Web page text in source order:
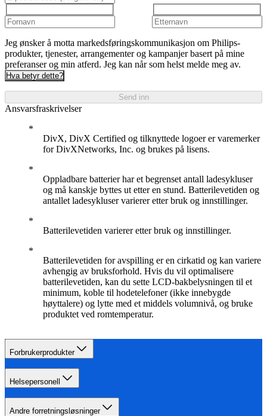
Jeg ønsker å motta markedsføringskommunikasjon om Philips-
produkter, tjenester, arrangementer og kampanjer basert på mine
preferanser og min atferd. Jeg kan når som helst melde meg av.
Hva betyr dette?
Send inn
Ansvarsfraskrivelser
DivX, DivX Certified og tilknyttede logoer er varemerker
for DivXNetworks, Inc. og brukes på lisens.
Oppladbare batterier har et begrenset antall ladesykluser
og må kanskje byttes ut etter en stund. Batterilevetiden og
antallet ladesykluser varierer etter bruk og innstillinger.
Batterilevetiden varierer etter bruk og innstillinger.
Batterilevetiden for avspilling er en cirkatid og kan variere
avhengig av bruksforhold. Hvis du vil optimalisere
batterilevetiden, kan du sette LCD-bakbelysningen til et
minimum, koble til hodetelefoner (ikke innebygde
høyttalere) og lytte med et middels volumnivå, og bruke
produktet ved romtemperatur.
Forbrukerprodukter
Helsepersonell
Andre forretningsløsninger